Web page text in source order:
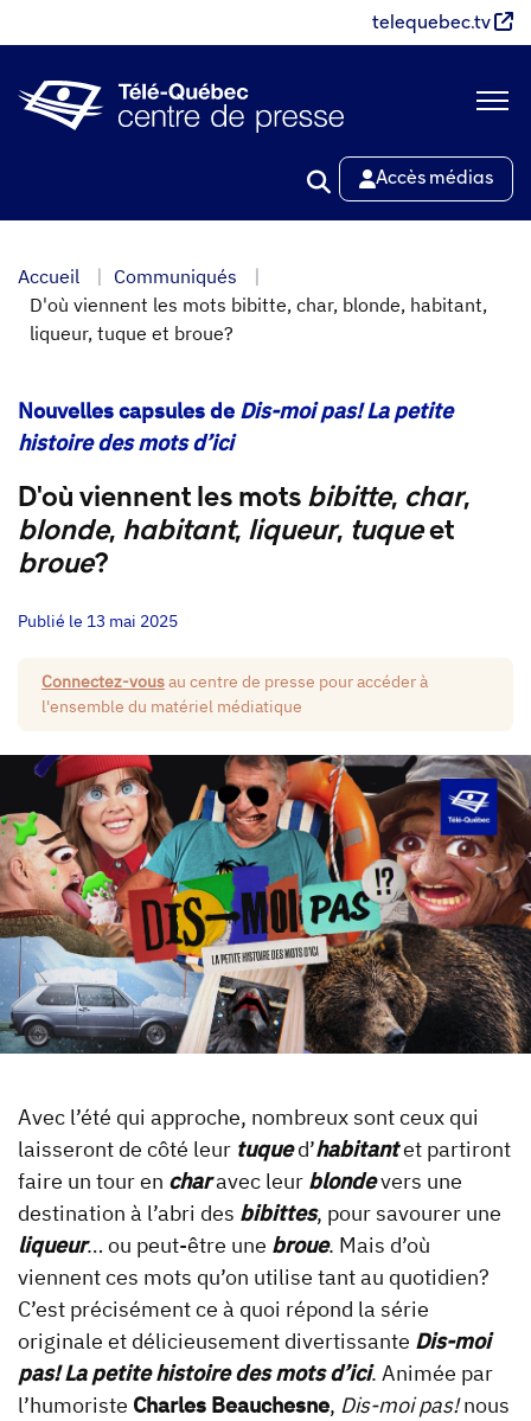
au
principal
telequebec.tv
Accès médias
Accueil
Communiqués
D'où viennent les mots bibitte, char, blonde, habitant,
liqueur, tuque et broue?
Nouvelles capsules de Dis-moi pas! La petite
histoire des mots d’ici
D'où viennent les mots bibitte, char,
blonde, habitant, liqueur, tuqueet
broue?
Publié le 13 mai 2025
Connectez-vousau centre de presse pour accéder à
l'ensemble du matériel médiatique
Avec l’été qui approche, nombreux sont ceux qui
laisseront de côté leur tuqued’habitantet partiront
faire un tour en charavec leur blondevers une
destination à l’abri des bibittes, pour savourer une
liqueur… ou peut-être une broue. Mais d’où
viennent ces mots qu’on utilise tant au quotidien?
C’est précisément ce à quoi répond la série
originale et délicieusement divertissante Dis-moi
pas! La petite histoire des mots d’ici. Animée par
l’humoriste Charles Beauchesne, Dis-moi pas!nous